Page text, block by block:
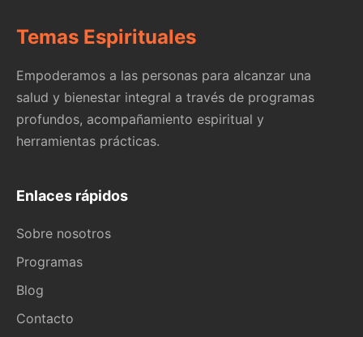
Temas Espirituales
Empoderamos a las personas para alcanzar una
salud y bienestar integral a través de programas
profundos, acompañamiento espiritual y
herramientas prácticas.
Enlaces rápidos
Sobre nosotros
Programas
Blog
Contacto